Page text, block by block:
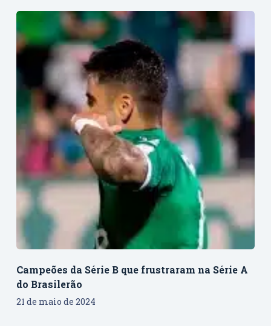
Campeões da Série B que frustraram na Série A
do Brasilerão
21 de maio de 2024